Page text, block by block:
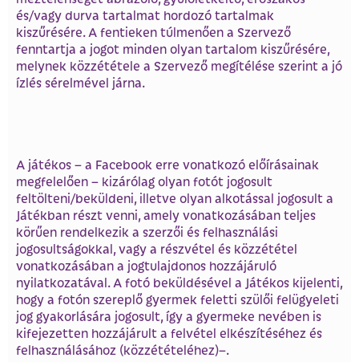
és/vagy durva tartalmat hordozó tartalmak
kiszűrésére. A fentieken túlmenően a Szervező
fenntartja a jogot minden olyan tartalom kiszűrésére,
melynek közzététele a Szervező megítélése szerint a jó
ízlés sérelmével járna.
A játékos – a Facebook erre vonatkozó előírásainak
megfelelően – kizárólag olyan fotót jogosult
feltölteni/beküldeni, illetve olyan alkotással jogosult a
Játékban részt venni, amely vonatkozásában teljes
körűen rendelkezik a szerzői és felhasználási
jogosultságokkal, vagy a részvétel és közzététel
vonatkozásában a jogtulajdonos hozzájáruló
nyilatkozatával. A fotó beküldésével a Játékos kijelenti,
hogy a fotón szereplő gyermek feletti szülői felügyeleti
jog gyakorlására jogosult, így a gyermeke nevében is
kifejezetten hozzájárult a felvétel elkészítéséhez és
felhasználásához (közzétételéhez)–.